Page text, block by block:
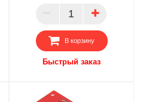
ПАРТНЕР
В корзину
Быстрый заказ